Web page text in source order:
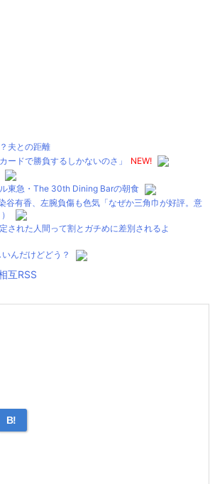
夫との距離
ードで勝負するしかないのさ」
NEW!
東急・The 30th Dining Barの朝食
谷有香、左腕負傷も色気「なぜか三角巾が好評。意
された人間って割とガチめに差別されるよ
んだけどどう？
互RSS
B!